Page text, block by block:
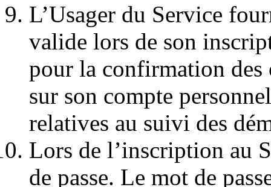
L’Usager du Service
valide lors de son
pour la confirmation des
sur son compte
relatives au suivi des
Lors de l’inscription au
de passe. Le mot de